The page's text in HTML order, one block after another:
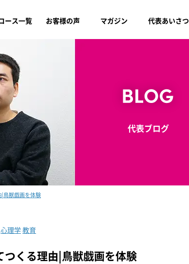
ース一覧 お客様の声 マガジン 代表あいさつ
代表ブログ
鳥獣戯画を体験
心理学 教育
つくる理由|鳥獣戯画を体験